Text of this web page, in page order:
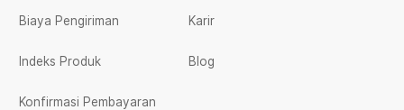
Biaya Pengiriman
Indeks Produk
Konfirmasi Pembayaran
Karir
Blog